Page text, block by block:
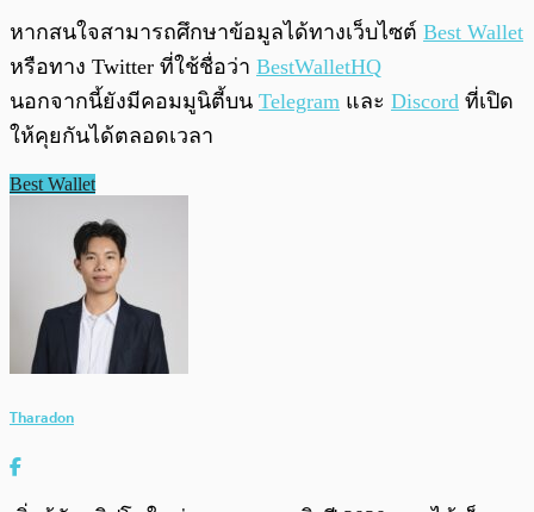
หากสนใจสามารถศึกษาข้อมูลได้ทางเว็บไซต์ Best Wallet
หรือทาง Twitter ที่ใช้ชื่อว่า BestWalletHQ
นอกจากนี้ยังมีคอมมูนิตี้บน Telegram และ Discord ที่เปิด
ให้คุยกันได้ตลอดเวลา
Best Wallet
Tharadon